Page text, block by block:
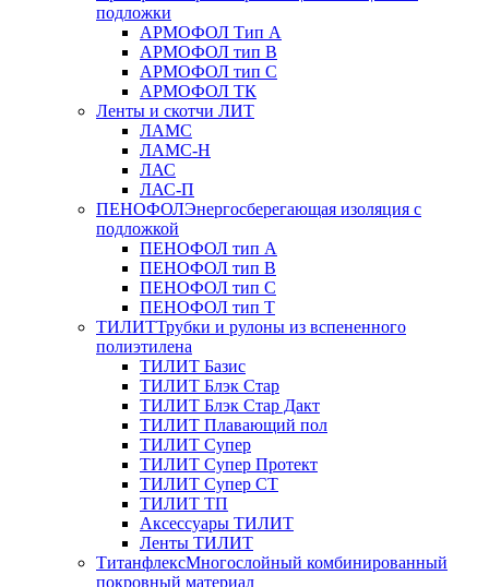
подложки
АРМОФОЛ Тип А
АРМОФОЛ тип В
АРМОФОЛ тип C
АРМОФОЛ ТК
Ленты и скотчи ЛИТ
ЛАМС
ЛАМС-Н
ЛАС
ЛАС-П
ПЕНОФОЛЭнергосберегающая изоляция с
подложкой
ПЕНОФОЛ тип А
ПЕНОФОЛ тип B
ПЕНОФОЛ тип C
ПЕНОФОЛ тип T
ТИЛИТТрубки и рулоны из вспененного
полиэтилена
ТИЛИТ Базис
ТИЛИТ Блэк Стар
ТИЛИТ Блэк Стар Дакт
ТИЛИТ Плавающий пол
ТИЛИТ Супер
ТИЛИТ Супер Протект
ТИЛИТ Супер СТ
ТИЛИТ ТП
Аксессуары ТИЛИТ
Ленты ТИЛИТ
ТитанфлексМногослойный комбинированный
покровный материал